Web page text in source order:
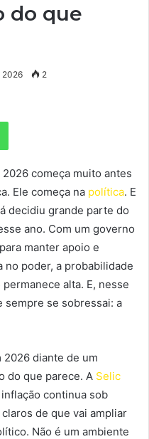
do que
2026 2
WhatsApp
começa muito antes
Ele começa na política. E
decidiu grande parte do
ano. Com um governo
manter apoio e
poder, a probabilidade
alta. E, nesse
sempre se sobressai: a
diante de um
do que parece. A Selic
continua sob
de que vai ampliar
Não é um ambiente